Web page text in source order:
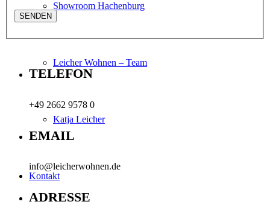
Showroom Hachenburg
Leicher Wohnen – Team
Katja Leicher
Kontakt
TELEFON
+49 2662 9578 0
EMAIL
info@leicherwohnen.de
ADRESSE